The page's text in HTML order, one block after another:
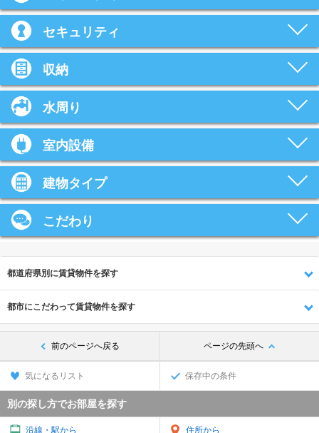
セキュリティ
収納
水周り
室内設備
建物タイプ
こだわり
都道府県別に賃貸物件を探す
都市にこだわって賃貸物件を探す
前のページへ戻る ページの先頭へ
気になるリスト 保存中の条件
別の探し方でお部屋を探す
沿線・駅から 住所から